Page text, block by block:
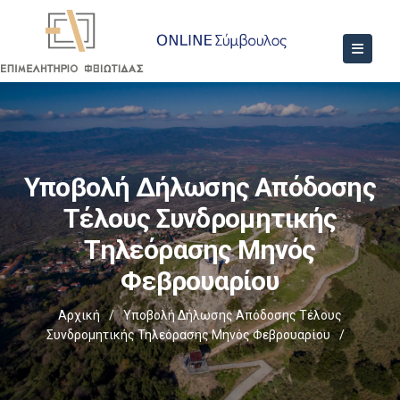
Υποβολή Δήλωσης Απόδοσης
Τέλους Συνδρομητικής
Τηλεόρασης Μηνός
Φεβρουαρίου
Αρχική /
Υποβολή Δήλωσης Απόδοσης Τέλους
Συνδρομητικής Τηλεόρασης Μηνός Φεβρουαρίου
/